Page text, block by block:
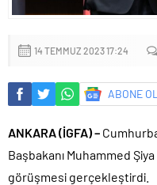
14 TEMMUZ 2023 17:24
ABONE OL
ANKARA (İGFA) –
Başbakanı Muhammed
görüşmesi gerçekleştirdi.